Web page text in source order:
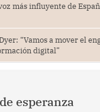
más influyente de
“Vamos a mover el
digital”
esperanza